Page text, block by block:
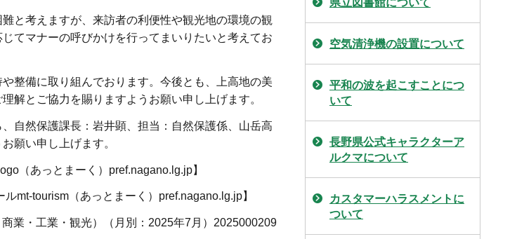
と考えますが、来訪者の利便性や観光地の環境の観
てマナーの呼びかけを行ってまいりたいと考えてお
整備に取り組んでおります。今後とも、上高地の美
解とご協力を賜りますようお願い申し上げます。
自然保護課長：岩井顕、担当：自然保護係、山岳高
願い申し上げます。
（あっとまーく）pref.nagano.lg.jp】
mt-tourism（あっとまーく）pref.nagano.lg.jp】
商業・工業・観光）（月別：2025年7月）2025000209
県立図書館について
空気清浄機の設置について
平和の波を起こすことにつ
いて
長野県公式キャラクターア
ルクマについて
カスタマーハラスメントに
ついて